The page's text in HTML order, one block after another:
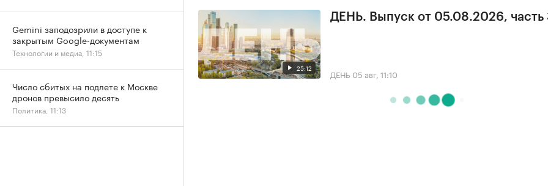
25:12
ДЕНЬ. Выпуск от 05.08.2026, часть
ДЕНЬ 05 авг, 11:10
Gemini заподозрили в доступе к
закрытым Google-документам
Технологии и медиа, 11:15
Число сбитых на подлете к Москве
дронов превысило десять
Политика, 11:13